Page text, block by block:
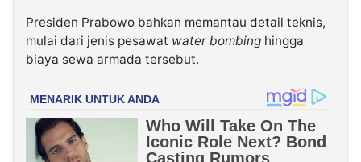
Presiden Prabowo bahkan memantau detail teknis,
mulai dari jenis pesawat water bombing hingga
biaya sewa armada tersebut.